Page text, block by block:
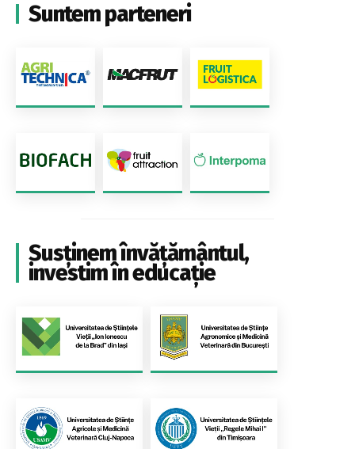
Suntem parteneri
Susținem învățământul,
investim în educație